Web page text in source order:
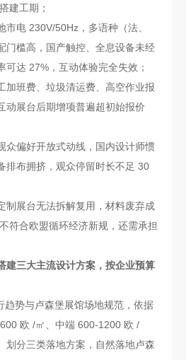
建工期；
电 230V/50Hz，多语种（法、
门槛高，国产触控、全息设备未经
可达 27%，互动体验完全失效；
加班费、垃圾清运费、高空作业报
动展台后期增项普遍超初始报价
众偏好开放式动线，国内设计师惯
排布拥挤，观众停留时长不足 30
制展台无法拆解复用，材料废弃成
符合欧盟循环经济新规，还需承担
建三大主流设计方案，按企业预算
趋势与卢森堡展馆场地规范，依据
欧 /㎡、中端 600-1200 欧 /
划分三类落地方案，自然落地卢森